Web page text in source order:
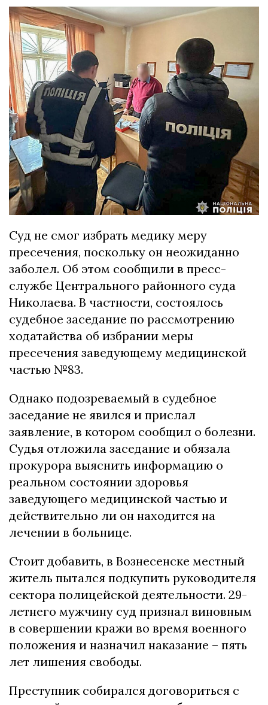
Суд не смог избрать медику меру
пресечения, поскольку он неожиданно
заболел. Об этом сообщили в пресс-
службе Центрального районного суда
Николаева. В частности, состоялось
судебное заседание по рассмотрению
ходатайства об избрании меры
пресечения заведующему медицинской
частью №83.
Однако подозреваемый в судебное
заседание не явился и прислал
заявление, в котором сообщил о болезни.
Судья отложила заседание и обязала
прокурора выяснить информацию о
реальном состоянии здоровья
заведующего медицинской частью и
действительно ли он находится на
лечении в больнице.
Стоит добавить, в Вознесенске местный
житель пытался подкупить руководителя
сектора полицейской деятельности. 29-
летнего мужчину суд признал виновным
в совершении кражи во время военного
положения и назначил наказание – пять
лет лишения свободы.
Преступник собирался договориться с